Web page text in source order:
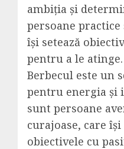
ambiția și
persoane
își setează
pentru a le
Berbecul este un
pentru energia și
sunt persoane
curajoase, care
obiectivele cu